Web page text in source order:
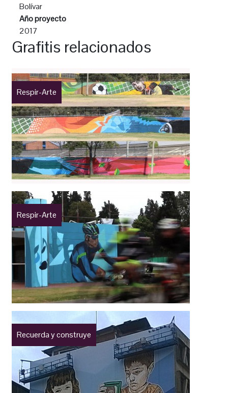
Bolívar
Año proyecto
2017
Grafitis relacionados
Respir-Arte
Respir-Arte
Recuerda y construye